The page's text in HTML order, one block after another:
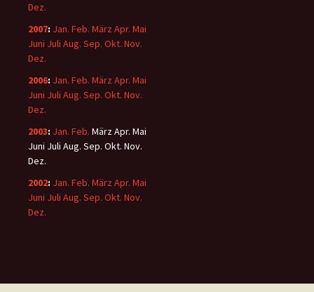
Dez.
2007: Jan. Feb. März Apr. Mai
Juni Juli Aug. Sep. Okt. Nov.
Dez.
2006: Jan. Feb. März Apr. Mai
Juni Juli Aug. Sep. Okt. Nov.
Dez.
2003: Jan. Feb. MärzApr. Mai
Juni Juli Aug. Sep. Okt. Nov.
Dez.
2002: Jan. Feb. März Apr. Mai
Juni Juli Aug. Sep. Okt. Nov.
Dez.